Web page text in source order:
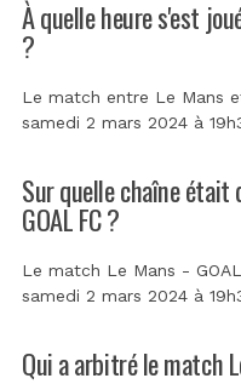
À quelle heure s'est
?
Le match entre Le Mans
samedi 2 mars 2024 à
Sur quelle chaîne
GOAL FC ?
Le match Le Mans -
samedi 2 mars 2024 à
Qui a arbitré le match